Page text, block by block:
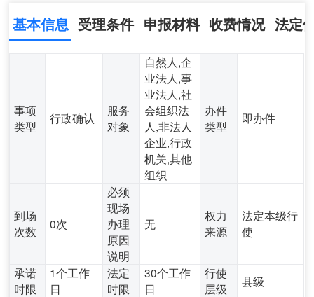
基本信息 受理条件 申报材料 收费情况 法定
事项
类型
行政确认
服务
对象
自然人,企
业法人,事
业法人,社
会组织法
人,非法人
企业,行政
机关,其他
组织
办件
类型
即办件
到场
次数
0次
必须
现场
办理
原因
说明
无
权力
来源
法定本级行
使
承诺
时限
1个工作
日
法定
时限
30个工作
日
行使
层级
县级